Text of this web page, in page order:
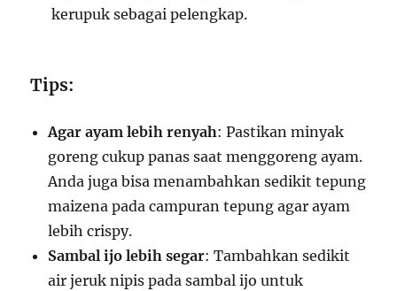
kerupuk sebagai pelengkap.
Tips:
Agar ayam lebih renyah: Pastikan minyak
goreng cukup panas saat menggoreng ayam.
Anda juga bisa menambahkan sedikit tepung
maizena pada campuran tepung agar ayam
lebih crispy.
Sambal ijo lebih segar: Tambahkan sedikit
air jeruk nipis pada sambal ijo untuk